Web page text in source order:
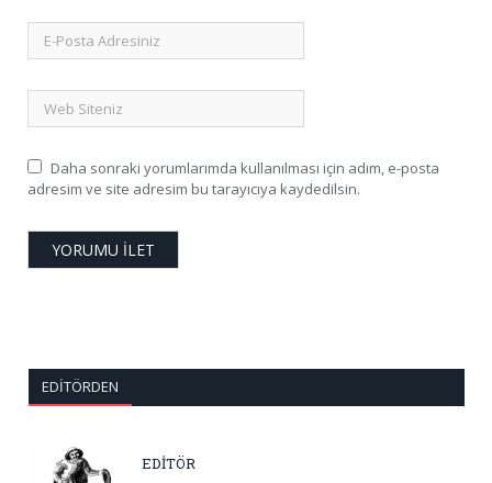
Daha sonraki yorumlarımda kullanılması için adım, e-posta
adresim ve site adresim bu tarayıcıya kaydedilsin.
EDITÖRDEN
EDİTÖR